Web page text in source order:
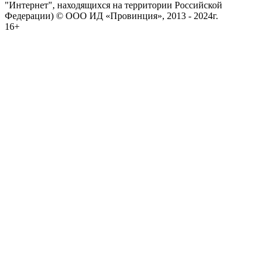
"Интернет", находящихся на территории Российской
Федерации) © ООО ИД «Провинция», 2013 - 2024г.
16+